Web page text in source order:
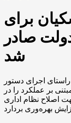
برای
صادر
شد
اجرای دستور
بر عملکرد را در
اصلاح نظام اداری